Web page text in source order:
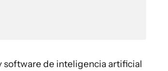
software de inteligencia artificial